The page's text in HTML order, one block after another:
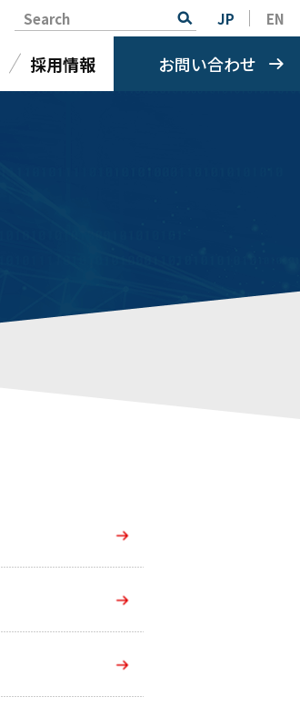
Search JP EN
採用情報 お問い合わせ